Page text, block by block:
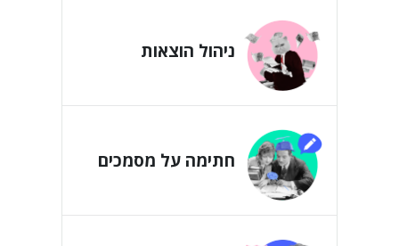
ניהול הוצאות
חתימה על מסמכים